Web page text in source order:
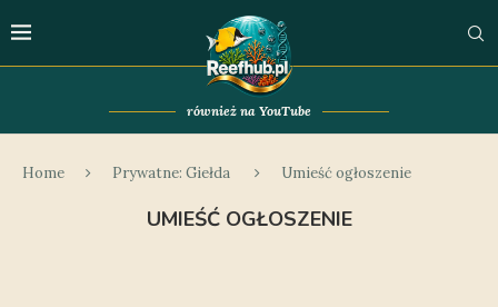
również na YouTube
Home Prywatne: Giełda Umieść ogłoszenie
UMIEŚĆ OGŁOSZENIE